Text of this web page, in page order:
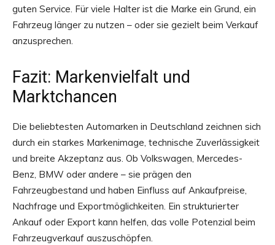
guten Service. Für viele Halter ist die Marke ein Grund, ein
Fahrzeug länger zu nutzen – oder sie gezielt beim Verkauf
anzusprechen.
Fazit: Markenvielfalt und
Marktchancen
Die beliebtesten Automarken in Deutschland zeichnen sich
durch ein starkes Markenimage, technische Zuverlässigkeit
und breite Akzeptanz aus. Ob Volkswagen, Mercedes-
Benz, BMW oder andere – sie prägen den
Fahrzeugbestand und haben Einfluss auf Ankaufpreise,
Nachfrage und Exportmöglichkeiten. Ein strukturierter
Ankauf oder Export kann helfen, das volle Potenzial beim
Fahrzeugverkauf auszuschöpfen.